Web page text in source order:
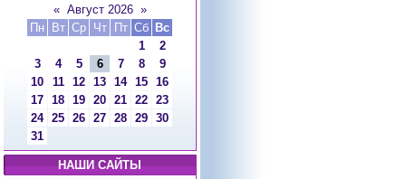
« Август 2026 »
Пн
Вт Ср Чт Пт Сб Вс
1
2
3
4 5 6 7 8
9
10
11 12 13 14 15 16
17 18 19 20 21 22 23
24 25 26 27 28 29 30
31
НАШИ САЙТЫ